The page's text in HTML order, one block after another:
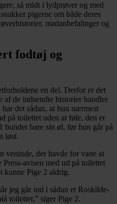
så midt i lydprøver og med
pigerne om både deres
madanbefalinger og
fodtøj og
en del. Derfor er det
af de indsendte historier handler
det sådan, at hun nærmest
på toilettet uden at føle, den er
bare sin øl, før hun går på
løst.
veninde, der havde for vane at
avisen med ud på toilettet
kunne Pige 2 aldrig.
jeg går ind i sådan et Roskilde-
toiletter,” siger Pige 2.